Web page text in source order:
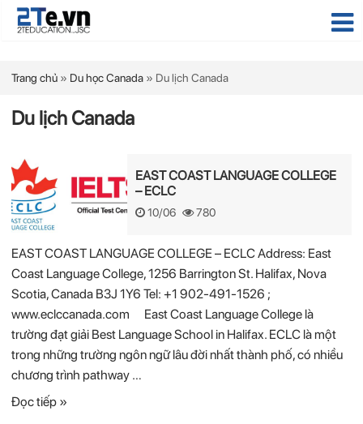
Trang chủ » Du học Canada » Du lịch Canada
Du lịch Canada
EAST COAST LANGUAGE COLLEGE
– ECLC
10/06 780
EAST COAST LANGUAGE COLLEGE – ECLC Address: East
Coast Language College, 1256 Barrington St. Halifax, Nova
Scotia, Canada B3J 1Y6 Tel: +1 902-491-1526 ;
www.eclccanada.com East Coast Language College là
trường đạt giải Best Language School in Halifax. ECLC là một
trong những trường ngôn ngữ lâu đời nhất thành phố, có nhiều
chương trình pathway …
Đọc tiếp »